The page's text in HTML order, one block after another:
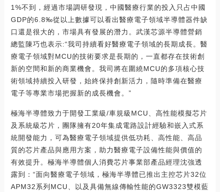
1%不到，經過市場調研發現，中國醫療行業的投入只占中國
GDP的6.8‰從以上數據可以看出醫療電子領域半導體器件缺
口還是很大的，市場具有發展的潛力。武漢芯源半導體營銷
總監陳巧也表示:“我司持續看好醫療電子領域的長期成長。醫
療電子領域對MCU的技術要求是長期的，一直都存在技術創
新的空間和新的商業機會。我司將在圍繞MCU的多項核心技
術領域持續投入研發，始終保持創新活力，隨時準備在醫療
電子等專業市場把握新的成長機會。”
極海半導體致力于開發工業級/車規級MCU、高性能模擬芯片
及系統級芯片，團隊擁有20年集成電路設計經驗和嵌入式系
統開發能力，可為醫療電子領域提供低功耗、高性能、高品
質的芯片產品與應用方案，助力醫療電子設備性能與價值的
有效提升。極海半導體個人消費芯片事業部產品經理沈強透
露到：“面向醫療電子領域，極海半導體已推出主控芯片32位
APM32系列MCU、以及具備無線傳輸性能的GW3323雙模藍